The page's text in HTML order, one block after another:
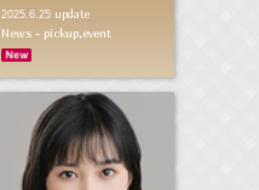
2025.6.25update
News - pickup,event